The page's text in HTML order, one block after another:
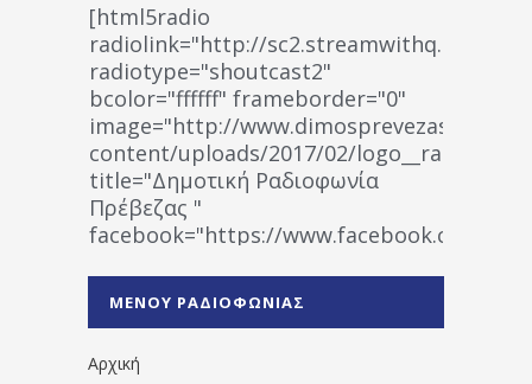
[html5radio
radiolink="http://
radiotype="shoutcast2"
bcolor="ffffff" frameborder="0"
image="http://www.dimosprevezas.gr/wp-
content/uploads/2017/02/
title="Δημοτική Ραδιοφωνία
Πρέβεζας "
facebook="https://www.facebook.com/
1531194763766854/" artist="" ]
ΜΕΝΟΥ ΡΑΔΙΟΦΩΝΙΑΣ
Αρχική